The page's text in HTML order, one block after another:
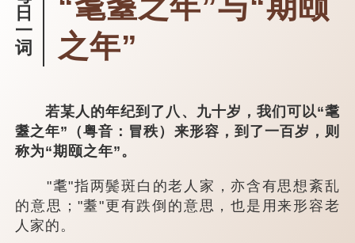
日
一
词
之年”
若某人的年纪到了八、九十岁，我们可以“耄
耋之年”（粤音：冒秩）来形容，到了一百岁，则
称为“期颐之年”。
"耄"指两鬓斑白的老人家，亦含有思想紊乱
的意思；"耋"更有跌倒的意思，也是用来形容老
人家的。